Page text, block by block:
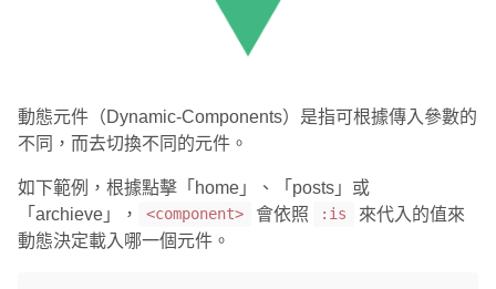
動態元件（Dynamic-Components）是指可根據傳入參數的
不同，而去切換不同的元件。
如下範例，根據點擊「home」、「posts」或
「archieve」，
<component> 會依照 :is
來代入的值來
動態決定載入哪一個元件。